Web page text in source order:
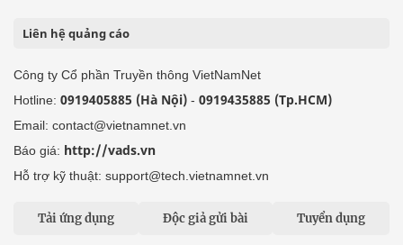
Liên hệ quảng cáo
Công ty Cổ phần Truyền thông VietNamNet
Hotline: 0919405885 (Hà Nội) - 0919435885 (Tp.HCM)
Email: contact@vietnamnet.vn
Báo giá: http://vads.vn
Hỗ trợ kỹ thuật: support@tech.vietnamnet.vn
Tải ứng dụng Độc giả gửi bài Tuyển dụng